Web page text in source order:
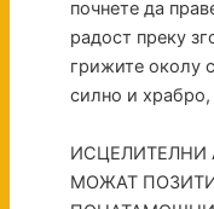
почнете да
радост преку
грижите околу
силно и
ИСЦЕЛИТЕЛНИ
МОЖАТ